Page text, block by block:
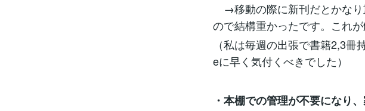
→移動の際に新刊だとかなり
ので結構重かったです。これ
（私は毎週の出張で書籍2,3
eに早く気付くべきでした）
・本棚での管理が不要になり